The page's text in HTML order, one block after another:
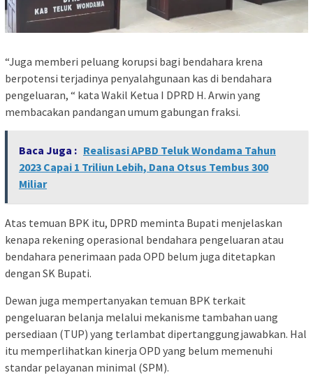
“Juga memberi peluang korupsi bagi bendahara krena
berpotensi terjadinya penyalahgunaan kas di bendahara
pengeluaran, “ kata Wakil Ketua I DPRD H. Arwin yang
membacakan pandangan umum gabungan fraksi.
Baca Juga : Realisasi APBD Teluk Wondama Tahun
2023 Capai 1 Triliun Lebih, Dana Otsus Tembus 300
Miliar
Atas temuan BPK itu, DPRD meminta Bupati menjelaskan
kenapa rekening operasional bendahara pengeluaran atau
bendahara penerimaan pada OPD belum juga ditetapkan
dengan SK Bupati.
Dewan juga mempertanyakan temuan BPK terkait
pengeluaran belanja melalui mekanisme tambahan uang
persediaan (TUP) yang terlambat dipertanggungjawabkan. Hal
itu memperlihatkan kinerja OPD yang belum memenuhi
standar pelayanan minimal (SPM).